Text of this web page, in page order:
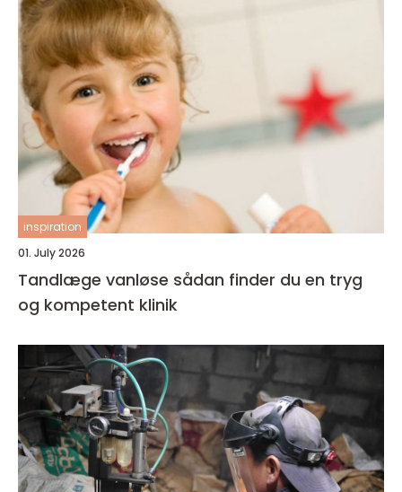
inspiration
01. July 2026
Tandlæge vanløse sådan finder du en tryg
og kompetent klinik